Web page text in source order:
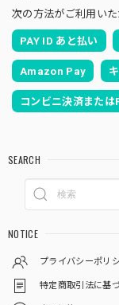
次の方法がご利用いた
PAY ID あと払い
Amazon Pay
コンビニ決済また
SEARCH
NOTICE
プライバシーポリ
特定商取引法に基